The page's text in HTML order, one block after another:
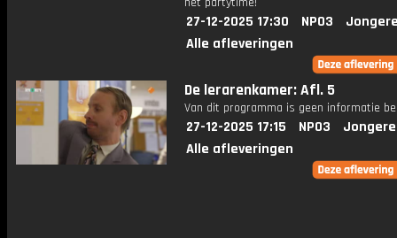
27-12-2025 17:30 NPO3
Alle afleveringen
De lerarenkamer: Afl. 5
Van dit programma is geen informatie
27-12-2025 17:15 NPO3
Alle afleveringen